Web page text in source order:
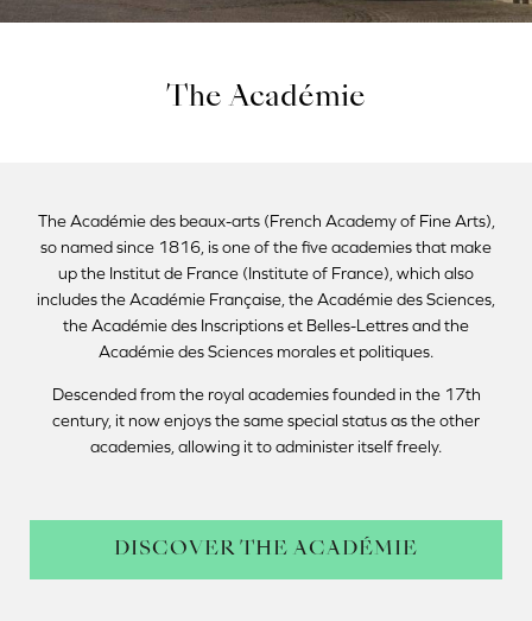
The Académie
The Académie des beaux-arts (French Academy of Fine Arts),
so named since 1816, is one of the five academies that make
up the Institut de France (Institute of France), which also
includes the Académie Française, the Académie des Sciences,
the Académie des Inscriptions et Belles-Lettres and the
Académie des Sciences morales et politiques.
Descended from the royal academies founded in the 17th
century, it now enjoys the same special status as the other
academies, allowing it to administer itself freely.
DISCOVER THE ACADÉMIE